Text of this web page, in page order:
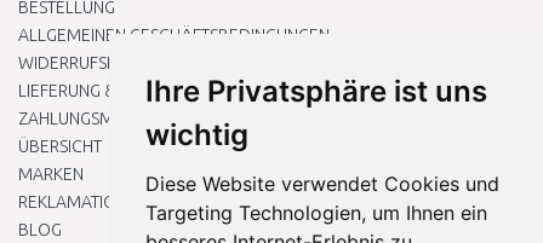
Ihre Privatsphäre ist uns
wichtig
Diese Website verwendet Cookies und
Targeting Technologien, um Ihnen ein
BESTELLUNG
ALLGEMEINEN GESCHÄFTSBEDINGUNGEN
WIDERRUFSRECHT
LIEFERUNG & ZAHLUNG
ZAHLUNGSMETHODEN
ÜBERSICHT
MARKEN
REKLAMATIONEN UND RETOUREN
BLOG